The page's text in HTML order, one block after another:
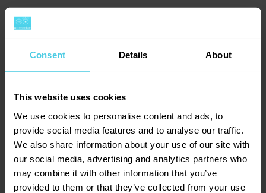
Consent Details About
This website uses cookies
We use cookies to personalise content and ads, to
provide social media features and to analyse our traffic.
We also share information about your use of our site with
our social media, advertising and analytics partners who
may combine it with other information that you’ve
provided to them or that they’ve collected from your use
Facebook
📧Provoňte si e-mailovou
schránku kávou